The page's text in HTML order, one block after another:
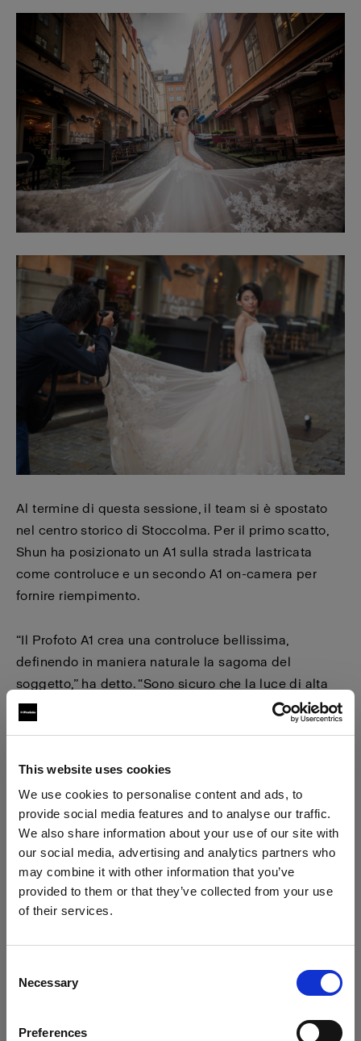
This website uses cookies
We use cookies to personalise content and ads, to
provide social media features and to analyse our traffic.
We also share information about your use of our site with
our social media, advertising and analytics partners who
may combine it with other information that you’ve
provided to them or that they’ve collected from your use
of their services.
Selection
Necessary
Preferences
Aggiornare la tua location?
Al termine di questa sessione, il team si è spostato
nel centro storico di Stoccolma. Per il primo scatto,
Shun ha posizionato un A1 sulla strada lastricata
come controluce e un secondo A1 on-camera per
fornire riempimento.
“Il Profoto A1 crea una controluce bellissima,
definendo in maniera naturale la sagoma del
soggetto,” ha detto. “Sono sicuro che la luce di alta
qualità fornita dall’A1 può aiutare la maggior parte